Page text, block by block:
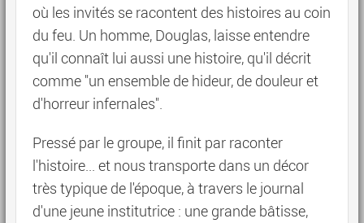
où les invités se racontent des histoires au coin
du feu. Un homme, Douglas, laisse entendre
qu'il connaît lui aussi une histoire, qu'il décrit
comme "un ensemble de hideur, de douleur et
d'horreur infernales".
Pressé par le groupe, il finit par raconter
l'histoire... et nous transporte dans un décor
très typique de l'époque, à travers le journal
d'une jeune institutrice : une grande bâtisse,